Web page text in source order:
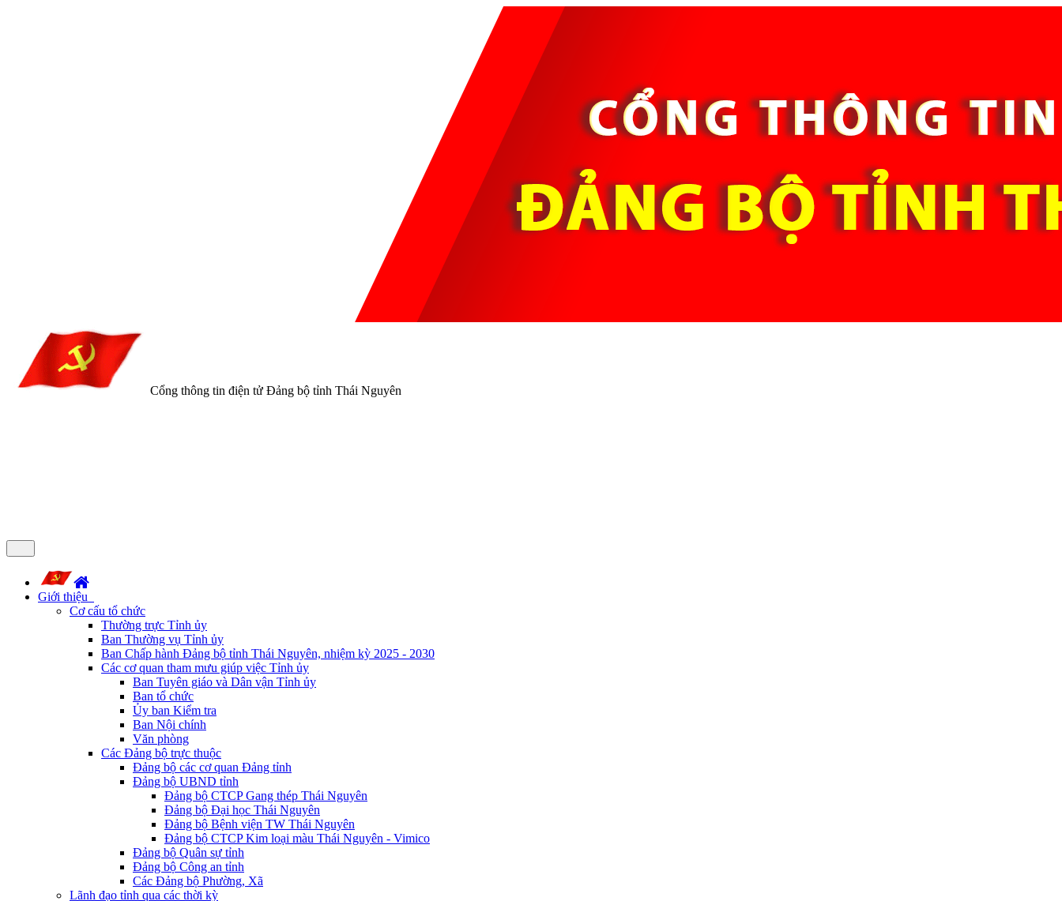
Cổng thông tin điện tử Đảng bộ tỉnh Thái Nguyên
Giới thiệu
Cơ cấu tổ chức
Thường trực Tỉnh ủy
Ban Thường vụ Tỉnh ủy
Ban Chấp hành Đảng bộ tỉnh Thái Nguyên, nhiệm kỳ 2025 - 2030
Các cơ quan tham mưu giúp việc Tỉnh ủy
Ban Tuyên giáo và Dân vận Tỉnh ủy
Ban tổ chức
Ủy ban Kiểm tra
Ban Nội chính
Văn phòng
Các Đảng bộ trực thuộc
Đảng bộ các cơ quan Đảng tỉnh
Đảng bộ UBND tỉnh
Đảng bộ CTCP Gang thép Thái Nguyên
Đảng bộ Đại học Thái Nguyên
Đảng bộ Bệnh viện TW Thái Nguyên
Đảng bộ CTCP Kim loại màu Thái Nguyên - Vimico
Đảng bộ Quân sự tỉnh
Đảng bộ Công an tỉnh
Các Đảng bộ Phường, Xã
Lãnh đạo tỉnh qua các thời kỳ